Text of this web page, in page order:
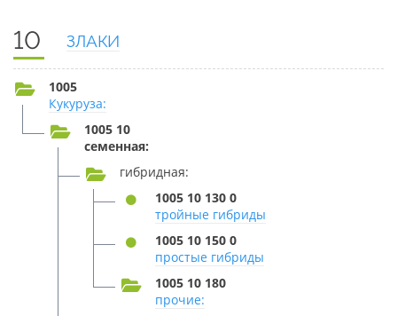
10 ЗЛАКИ
1005
Кукуруза:
1005 10
семенная:
гибридная:
1005 10 130 0
тройные гибриды
1005 10 150 0
простые гибриды
1005 10 180
прочие: